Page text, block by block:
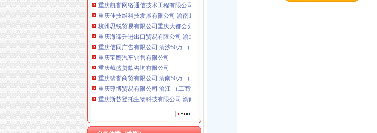
重庆佳技维科技发展有限公司 渝南100万 （进出口权）
杭州思锐贸易有限公司重庆大都会分公司 渝中 工商注册
重庆海谛升进出口贸易有限公司 渝北100万 （进出口权）
重庆信同广告有限公司 渝沙50万 （工商注册）
重庆宝鹰汽车销售有限公司
重庆戴盛贷款咨询有限公司
重庆翡誉商贸有限公司 渝南50万 （工商注册）
重庆尊博贸易有限公司 渝江 （工商注册）
重庆斯苔登托生物科技有限公司 渝南10万 （工商注册）
重庆鑫聚建筑设备租赁有限公司 渝巴3万 （工商注册）
重庆凯誉网络通信技术工程有限公司渝中分公司 （工商注册）
重庆佳技维科技发展有限公司 渝南100万 （进出口权）
杭州思锐贸易有限公司重庆大都会分公司 渝中 工商注册